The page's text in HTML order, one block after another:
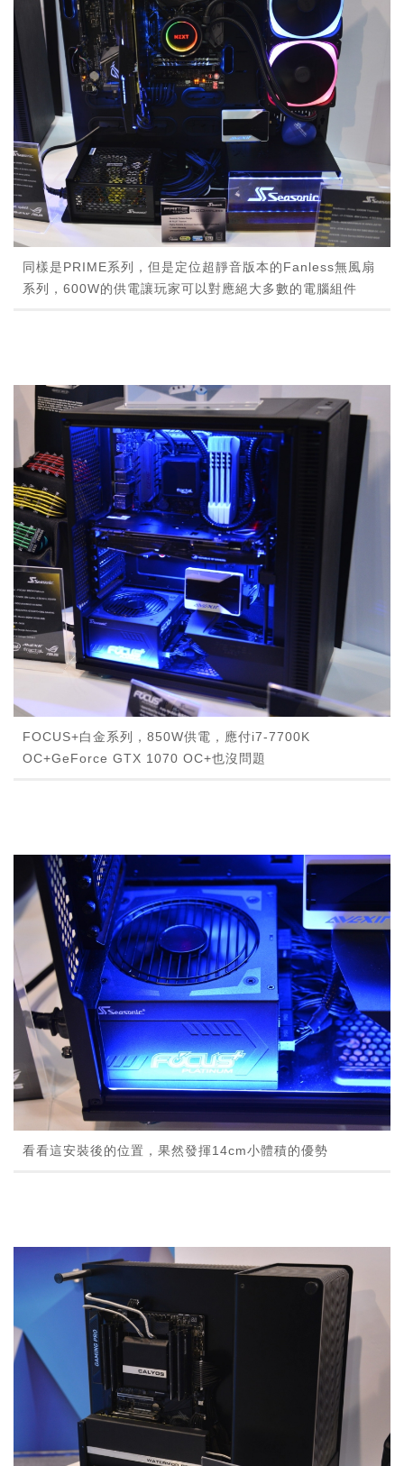
同樣是PRIME系列，但是定位超靜音版本的Fanless無風扇
系列，600W的供電讓玩家可以對應絕大多數的電腦組件
FOCUS+白金系列，850W供電，應付i7-7700K
OC+GeForce GTX 1070 OC+也沒問題
看看這安裝後的位置，果然發揮14cm小體積的優勢